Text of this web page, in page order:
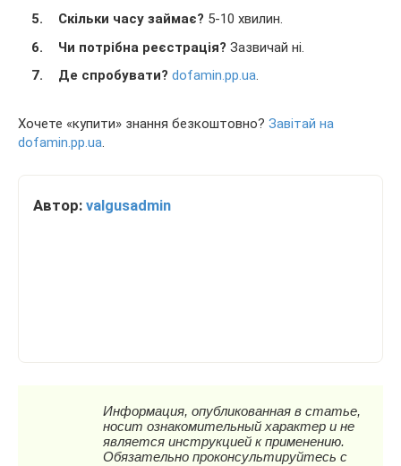
Скільки часу займає? 5-10 хвилин.
Чи потрібна реєстрація? Зазвичай ні.
Де спробувати? dofamin.pp.ua.
Хочете «купити» знання безкоштовно? Завітай на
dofamin.pp.ua.
Автор: valgusadmin